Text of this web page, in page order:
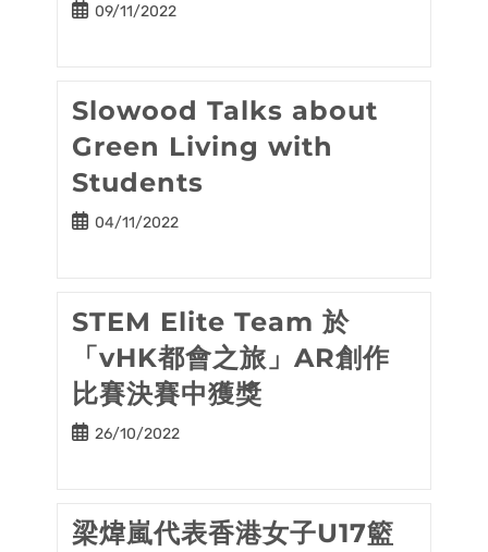
Post09/11/2022
Slowood Talks about
Green Living with
Students
Post04/11/2022
STEM Elite Team 於
「vHK都會之旅」AR創作
比賽決賽中獲獎
Post26/10/2022
梁煒嵐代表香港女子U17籃